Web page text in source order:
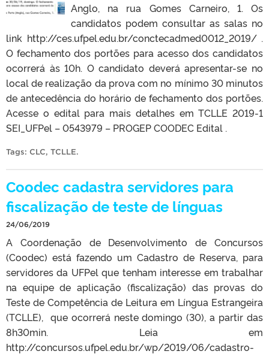
Anglo, na rua Gomes Carneiro, 1. Os
candidatos podem consultar as salas no
link http://ces.ufpel.edu.br/conctecadmed0012_2019/ .
O fechamento dos portões para acesso dos candidatos
ocorrerá às 10h. O candidato deverá apresentar-se no
local de realização da prova com no mínimo 30 minutos
de antecedência do horário de fechamento dos portões.
Acesse o edital para mais detalhes em TCLLE 2019-1
SEI_UFPel – 0543979 – PROGEP COODEC Edital .
Tags: CLC, TCLLE.
Coodec cadastra servidores para
fiscalização de teste de línguas
24/06/2019
A Coordenação de Desenvolvimento de Concursos
(Coodec) está fazendo um Cadastro de Reserva, para
servidores da UFPel que tenham interesse em trabalhar
na equipe de aplicação (fiscalização) das provas do
Teste de Competência de Leitura em Língua Estrangeira
(TCLLE), que ocorrerá neste domingo (30), a partir das
8h30min. Leia em
http://concursos.ufpel.edu.br/wp/2019/06/cadastro-